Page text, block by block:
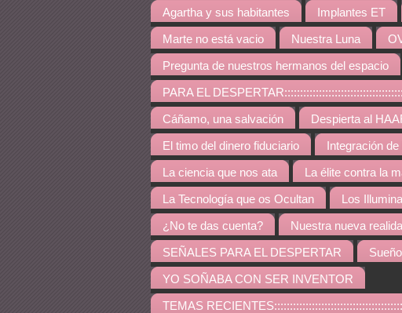
Agartha y sus habitantes Implantes ET
Marte no está vacio Nuestra Luna
Pregunta de nuestros hermanos del espacio
PARA EL
Cáñamo, una salvación Despierta al
El timo del dinero fiduciario Integración
La ciencia que nos ata La élite contra la
La Tecnología que os Ocultan Los
¿No te das cuenta? Nuestra nueva
SEÑALES PARA EL DESPERTAR
YO SOÑABA CON SER INVENTOR
TEMAS